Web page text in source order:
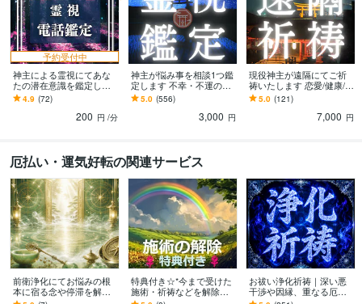
予約受付中
神主による霊視にてあな
たの潜在意識を鑑定しま
す お悩みの根本的原因や
解決方法を提示します
4.9 (72)
200 円 /分
神主が悩み事を相談1つ鑑
定します 不幸・不運の理
由/運命/運勢/将来/を鑑定
して解決へ導きます
5.0 (556)
3,000 円
現役神主が遠隔にてご祈
祷いたします 恋愛/健康/人
間関係など願いを叶えて
成就に導く御祈願
5.0 (121)
7,000 円
厄払い・運気好転の関連サービス
前衛浄化にてお悩みの根
本に宿る念や停滞を解消
特典付き☆*今まで受けた
施術・祈祷などを解除し
お祓い浄化祈祷｜深い悪
干渉や因縁、重なる厄祓